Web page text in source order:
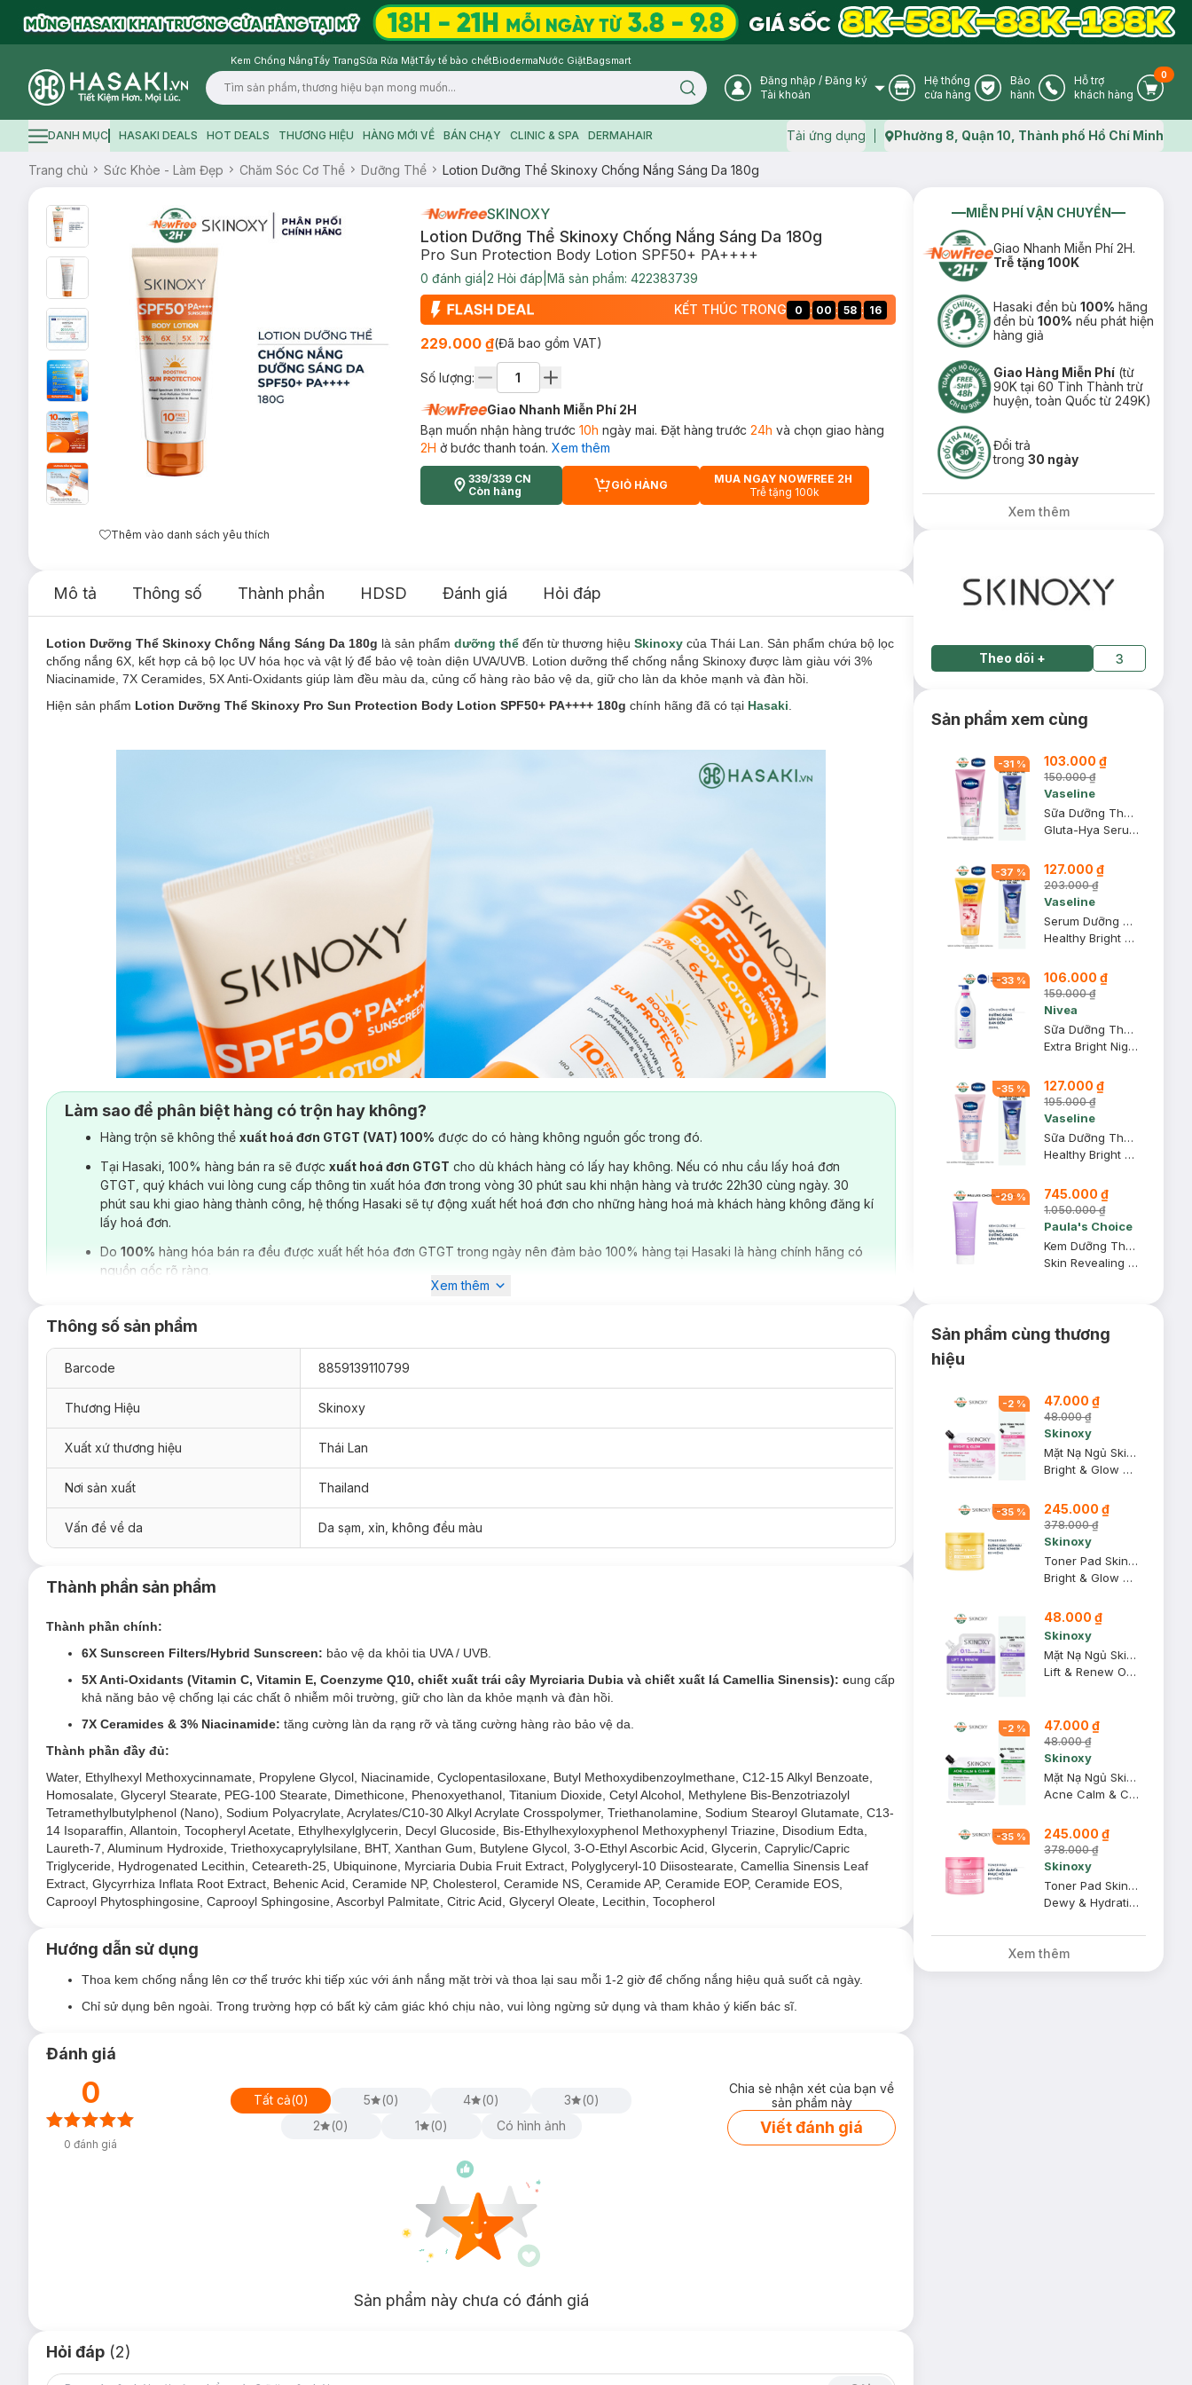
Kem Chống NắngTẩy TrangSữa Rửa MặtTẩy tế bào chếtBiodermaNước GiặtBagsmart
Logo
Search icon User Icon
Đăng nhập / Đăng ký
Tài khoản
Store Icon
Hệ thống
cửa hàng
Warranty Icon
Bảo
hành
Phone Icon
Hỗ trợ
khách hàng
Cart
0
Hamburger icon
DANH MỤC HASAKI DEALS HOT DEALS THƯƠNG HIỆU HÀNG MỚI VỀ BÁN CHẠY CLINIC & SPA DERMAHAIR Tải ứng dụng Map icon
Phường 8, Quận 10, Thành phố Hồ Chí Minh
Trang chủ Sức Khỏe - Làm Đẹp Chăm Sóc Cơ Thể Dưỡng Thể Lotion Dưỡng Thể Skinoxy Chống Nắng Sáng Da 180g
Thêm vào danh sách yêu thích
SKINOXY
Lotion Dưỡng Thể Skinoxy Chống Nắng Sáng Da 180g
Pro Sun Protection Body Lotion SPF50+ PA++++
0 đánh giá 2 Hỏi đáp Mã sản phẩm: 422383739
KẾT THÚC TRONG 0 : 00 : 58 : 15
229.000 ₫(Đã bao gồm VAT)
Số lượng:
Giao Nhanh Miễn Phí 2H
Bạn muốn nhận hàng trước 10h ngày mai. Đặt hàng trước 24h và chọn giao hàng
2H ở bước thanh toán. Xem thêm
339/339 CN
Còn hàng
CART PLUS ICON
GIỎ HÀNG
MUA NGAY NOWFREE 2H
Trễ tặng 100k
Mô tả Thông số Thành phần HDSD Đánh giá Hỏi đáp
Lotion Dưỡng Thể Skinoxy Chống Nắng Sáng Da 180g là sản phẩm dưỡng thể đến từ thương hiệu Skinoxy của Thái Lan. Sản phẩm chứa bộ lọc
chống nắng 6X, kết hợp cả bộ lọc UV hóa học và vật lý để bảo vệ toàn diện UVA/UVB. Lotion dưỡng thể chống nắng Skinoxy được làm giàu với 3%
Niacinamide, 7X Ceramides, 5X Anti-Oxidants giúp làm đều màu da, củng cố hàng rào bảo vệ da, giữ cho làn da khỏe mạnh và đàn hồi.
Hiện sản phẩm Lotion Dưỡng Thể Skinoxy Pro Sun Protection Body Lotion SPF50+ PA++++ 180g chính hãng đã có tại Hasaki
Lotion Dưỡng Thể Skinoxy Pro Sun Protection Body Lotion SPF50+ PA++++ phù hợp với loại da nào?
Sản phẩm thích hợp cho mọi loại da.
Lý tưởng cho những người muốn bảo vệ làn da khỏi tia UVA / UVB và các chất ô nhiễm môi trường, đồng thời cung cấp độ ẩm và hiệu quả làm
Ưu thế nổi bật của Lotion Dưỡng Thể Skinoxy Pro Sun Protection Body Lotion SPF50+ PA++++:
6X Sunscreen Filters/Hybrid Sunscreenbảo vệ da khỏi tia UVA / UVB.
5X Anti-Oxidants (Vitamin C, Vitamin E, Coenzyme Q10, chiết xuất trái cây Myrciaria Dubia và chiết xuất lá Camellia Sinensis) cung cấp
khả năng bảo vệ chống lại các chất ô nhiễm môi trường, giữ cho làn da khỏe mạnh và đàn hồi.
7X Ceramides & 3% Niacinamide tăng cường làn da rạng rỡ và tăng cường hàng rào bảo vệ da.
Hướng dẫn bảo quản Lotion Dưỡng Thể Skinoxy Pro Sun Protection Body Lotion SPF50+ PA++++:
Nơi khô ráo thoáng mát.
Tránh ánh nắng trực tiếp, nơi có nhiệt độ cao hoặc ẩm ướt.
Đậy nắp kín sau khi sử dụng.
Làm sao để phân biệt hàng có trộn hay không?
Hàng trộn sẽ không thể xuất hoá đơn GTGT (VAT) 100% được do có hàng không nguồn gốc trong đó.
Tại Hasaki, 100% hàng bán ra sẽ được xuất hoá đơn GTGT cho dù khách hàng có lấy hay không. Nếu có nhu cầu lấy hoá đơn
GTGT, quý khách vui lòng cung cấp thông tin xuất hóa đơn trong vòng 30 phút sau khi nhận hàng và trước 22h30 cùng ngày. 30
phút sau khi giao hàng thành công, hệ thống Hasaki sẽ tự động xuất hết hoá đơn cho những hàng hoá mà khách hàng không đăng kí
lấy hoá đơn.
Do 100% hàng hóa bán ra đều được xuất hết hóa đơn GTGT trong ngày nên đảm bảo 100% hàng tại Hasaki là hàng chính hãng có
nguồn gốc rõ ràng.
Xem thêm
Thông số sản phẩm
Barcode 8859139110799
Thương Hiệu Skinoxy
Xuất xứ thương hiệu Thái Lan
Nơi sản xuất Thailand
Vấn đề về da Da sạm, xỉn, không đều màu
Thành phần sản phẩm
Thành phần chính:
6X Sunscreen Filters/Hybrid Sunscreen: bảo vệ da khỏi tia UVA / UVB.
5X Anti-Oxidants (Vitamin C, Vitamin E, Coenzyme Q10, chiết xuất trái cây Myrciaria Dubia và chiết xuất lá Camellia Sinensis): cung cấp
khả năng bảo vệ chống lại các chất ô nhiễm môi trường, giữ cho làn da khỏe mạnh và đàn hồi.
7X Ceramides & 3% Niacinamide: tăng cường làn da rạng rỡ và tăng cường hàng rào bảo vệ da.
Thành phần đầy đủ:
Water, Ethylhexyl Methoxycinnamate, Propylene Glycol, Niacinamide, Cyclopentasiloxane, Butyl Methoxydibenzoylmethane, C12-15 Alkyl Benzoate,
Homosalate, Glyceryl Stearate, PEG-100 Stearate, Dimethicone, Phenoxyethanol, Titanium Dioxide, Cetyl Alcohol, Methylene Bis-Benzotriazolyl
Tetramethylbutylphenol (Nano), Sodium Polyacrylate, Acrylates/C10-30 Alkyl Acrylate Crosspolymer, Triethanolamine, Sodium Stearoyl Glutamate, C13-
14 Isoparaffin, Allantoin, Tocopheryl Acetate, Ethylhexylglycerin, Decyl Glucoside, Bis-Ethylhexyloxyphenol Methoxyphenyl Triazine, Disodium Edta,
Laureth-7, Aluminum Hydroxide, Triethoxycaprylylsilane, BHT, Xanthan Gum, Butylene Glycol, 3-O-Ethyl Ascorbic Acid, Glycerin, Caprylic/Capric
Triglyceride, Hydrogenated Lecithin, Ceteareth-25, Ubiquinone, Myrciaria Dubia Fruit Extract, Polyglyceryl-10 Diisostearate, Camellia Sinensis Leaf
Extract, Glycyrrhiza Inflata Root Extract, Behenic Acid, Ceramide NP, Cholesterol, Ceramide NS, Ceramide AP, Ceramide EOP, Ceramide EOS,
Caprooyl Phytosphingosine, Caprooyl Sphingosine, Ascorbyl Palmitate, Citric Acid, Glyceryl Oleate, Lecithin, Tocopherol
Hướng dẫn sử dụng
Thoa kem chống nắng lên cơ thể trước khi tiếp xúc với ánh nắng mặt trời và thoa lại sau mỗi 1-2 giờ để chống nắng hiệu quả suốt cả ngày.
Chỉ sử dụng bên ngoài. Trong trường hợp có bất kỳ cảm giác khó chịu nào, vui lòng ngừng sử dụng và tham khảo ý kiến bác sĩ.
Đánh giá
0
0 đánh giá
Tất cả(0) 5 (0) 4 (0) 3 (0)
2
(0) 1 (0) Có hình ảnh
Chia sẻ nhận xét của bạn về
sản phẩm này
Viết đánh giá
Sản phẩm này chưa có đánh giá
Hỏi đáp (2)
MIỄN PHÍ VẬN CHUYỂN
Giao Nhanh Miễn Phí 2H.
Trễ tặng 100K
Hasaki đền bù100% hãng
đền bù100% nếu phát hiện
hàng giả
Giao Hàng Miễn Phí (từ
90K tại 60 Tỉnh Thành trừ
huyện, toàn Quốc từ 249K)
Đổi trả
trong30 ngày
Xem thêm
Theo dõi + 3
Sản phẩm xem cùng
-31 % 103.000 ₫
150.000 ₫
Vaseline
Sữa Dưỡng Thể Vaseline Sáng Da Chuyên Sâu Ban Đêm 300ml (Mới)
Gluta-Hya Serum Burst Lotion Dewy Radiance
-37 % 127.000 ₫
203.000 ₫
Vaseline
Serum Dưỡng Thể Vaseline Chống Nắng Sáng Da 300ml (Mới)
Healthy Bright Daily Protection & Brightening Serum SPF 50+ PA++++
-33 % 106.000 ₫
159.000 ₫
Nivea
Sữa Dưỡng Thể Nivea Sáng Da Ban Đêm 350ml
Extra Bright Night Nourish Body Lotion
-35 % 127.000 ₫
195.000 ₫
Vaseline
Sữa Dưỡng Thể Vaseline Gluta-Hya Nâng Tông Tức Thì 300ml
Healthy Bright Gluta-Hya Body Tone-Up UV Lotion
-29% 745.000 ₫
1.050.000 ₫
Paula's Choice
Kem Dưỡng Thể Paula’s Choice 10% AHA Làm Sáng Da 210ml
Skin Revealing Body Lotion with 10% AHA
Sản phẩm cùng thương
hiệu
-2 % 47.000 ₫
48.000 ₫
Skinoxy
Mặt Nạ Ngủ Skinoxy Dưỡng Ẩm Và Sáng Da 25g
Bright & Glow Overnight Mask
-35 % 245.000 ₫
378.000 ₫
Skinoxy
Toner Pad Skinoxy Dưỡng Sáng Đều Màu 80 Miếng
Bright & Glow Toner Pad
48.000 ₫
Skinoxy
Mặt Nạ Ngủ Skinoxy Giảm Nếp Nhăn Và Cải Thiện Độ Đàn Hồi 25g
Lift & Renew Overnight Mask
-2 % 47.000 ₫
48.000 ₫
Skinoxy
Mặt Nạ Ngủ Skinoxy Giúp Da Mềm Mịn Và Ngăn Ngừa Mụn 25g
Acne Calm & Clear Overnight Mask
-35 % 245.000 ₫
378.000 ₫
Skinoxy
Toner Pad Skinoxy Cấp Ẩm Đàn Hồi 80 Miếng
Dewy & Hydrating Toner Pad
Xem thêm